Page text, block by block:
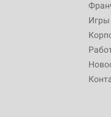
Игры
3